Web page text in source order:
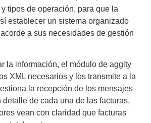
tipos de operación, para que la
establecer un sistema organizado
a sus necesidades de gestión
la información, el módulo de aggity
XML necesarios y los transmite a la
la recepción de los mensajes
detalle de cada una de las facturas,
vean con claridad que facturas